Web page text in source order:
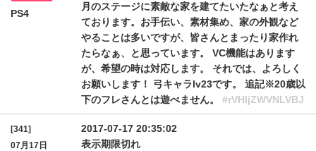
PS4
月のステージに素敵な家を建てたいたなぁと考え
ております。お手伝い、素材集め、家の外観など
やることは多いですが、皆さんとまったり家作れ
たらなぁ、と思っています。 VC機能はあります
が、希望の時は対応します。 それでは、よろしく
お願いします！ 弓キャラlv23です。 追記※20歳以
下のフレさんとは遊べません。 #rVHljZWVNLVBJ
[341]
07月17日
2017-07-17 20:35:02
表示期限切れ